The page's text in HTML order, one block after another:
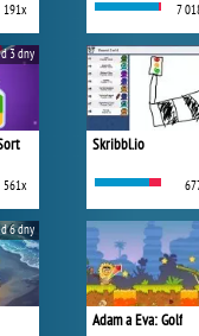
191x
561x
3 dny
6 dny
7
Skribbl.io
Adam a Eva: Golf